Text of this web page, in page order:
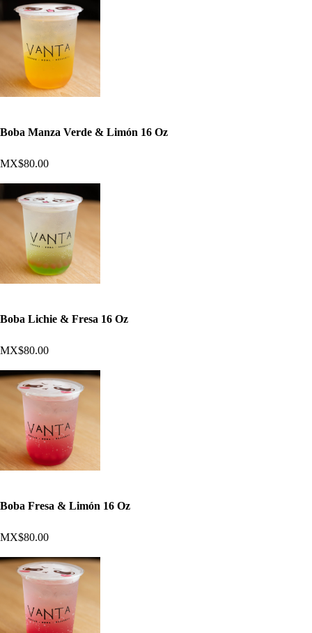
Boba Manza Verde & Limón 16 Oz
MX$80.00
Boba Lichie & Fresa 16 Oz
MX$80.00
Boba Fresa & Limón 16 Oz
MX$80.00